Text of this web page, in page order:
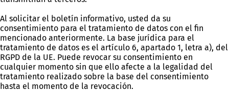
Al solicitar el boletín informativo, usted da su
consentimiento para el tratamiento de datos con el fin
mencionado anteriormente. La base jurídica para el
tratamiento de datos es el artículo 6, apartado 1, letra a), del
RGPD de la UE. Puede revocar su consentimiento en
cualquier momento sin que ello afecte a la legalidad del
tratamiento realizado sobre la base del consentimiento
hasta el momento de la revocación.